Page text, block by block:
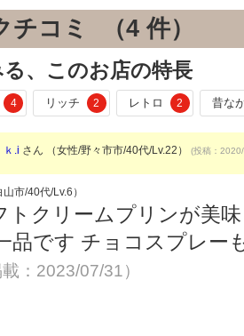
チコミ （4 件）
、このお店の特長
4 リッチ 2 レトロ 2 昔な
ｋ.i さん （女性/野々市市/40代/Lv.22） (投稿：
市/40代/Lv.6）
トクリームプリンが美
品です チョコスプレー
：2023/07/31）